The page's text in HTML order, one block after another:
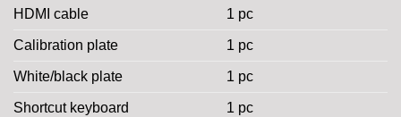
HDMI cable 1 pc
Calibration plate 1 pc
White/black plate 1 pc
Shortcut keyboard 1 pc